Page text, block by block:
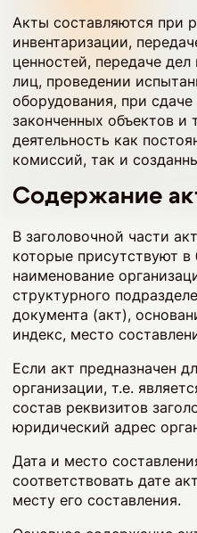
Акты составляются при
инвентаризации,
ценностей, передаче
лиц, проведении
оборудования, при
законченных объектов
деятельность как
комиссий, так и
Содержание
В заголовочной части
которые присутствуют в
наименование
структурного
документа (акт),
индекс, место
Если акт предназначен
организации, т.е.
состав реквизитов
юридический адрес
Дата и место
соответствовать дате
месту его составления.